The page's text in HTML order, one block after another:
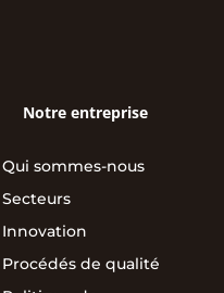
Notre entreprise
Qui sommes-nous
Secteurs
Innovation
Procédés de qualité